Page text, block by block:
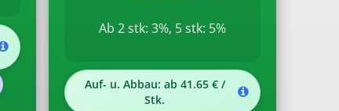
Ab 2 stk: 3%, 5 stk: 5%
Auf- u. Abbau: ab 41.65 € /
Stk.